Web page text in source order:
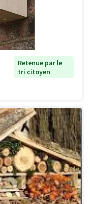
Retenue par le
tri citoyen